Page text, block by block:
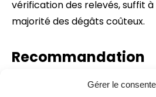
Gérer le
vérification des relevés, suffit
majorité des dégâts coûteux.
Recommandation
Comprendre la toiture :